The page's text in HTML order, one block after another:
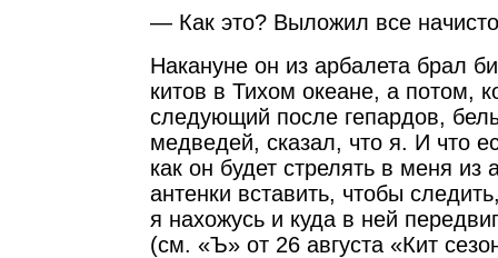
— Как это? Выложил все
Накануне он из арбалета брал
китов в Тихом океане, а потом,
следующий после гепардов,
медведей, сказал, что я. И что
как он будет стрелять в меня из
антенки вставить, чтобы
я нахожусь и куда в ней
(см. «Ъ» от 26 августа «Кит